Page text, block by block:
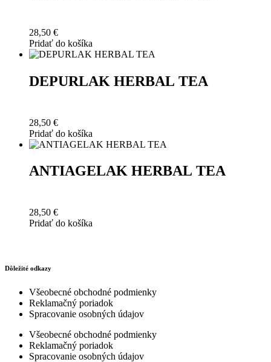
28,50 €
Pridať do košíka
DEPURLAK HERBAL TEA
28,50 €
Pridať do košíka
ANTIAGELAK HERBAL TEA
28,50 €
Pridať do košíka
Dôležité odkazy
Všeobecné obchodné podmienky
Reklamačný poriadok
Spracovanie osobných údajov
Všeobecné obchodné podmienky
Reklamačný poriadok
Spracovanie osobných údajov